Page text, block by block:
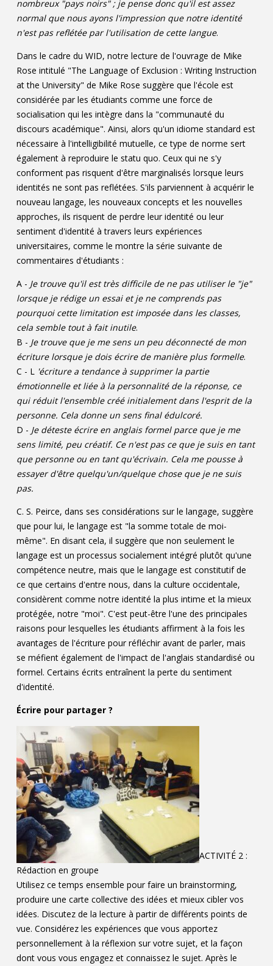
nombreux "pays noirs" ; je pense donc qu'il est assez
normal que nous ayons l'impression que notre identité
n'est pas reflétée par l'utilisation de cette langue.
Dans le cadre du WID, notre lecture de l'ouvrage de Mike
Rose intitulé "The Language of Exclusion : Writing Instruction
at the University" de Mike Rose suggère que l'école est
considérée par les étudiants comme une force de
socialisation qui les intègre dans la "communauté du
discours académique". Ainsi, alors qu'un idiome standard est
nécessaire à l'intelligibilité mutuelle, ce type de norme sert
également à reproduire le statu quo. Ceux qui ne s'y
conforment pas risquent d'être marginalisés lorsque leurs
identités ne sont pas reflétées. S'ils parviennent à acquérir le
nouveau langage, les nouveaux concepts et les nouvelles
approches, ils risquent de perdre leur identité ou leur
sentiment d'identité à travers leurs expériences
universitaires, comme le montre la série suivante de
commentaires d'étudiants :
A - Je trouve qu'il est très difficile de ne pas utiliser le "je"
lorsque je rédige un essai et je ne comprends pas
pourquoi cette limitation est imposée dans les classes,
cela semble tout à fait inutile.
B - Je trouve que je me sens un peu déconnecté de mon
écriture lorsque je dois écrire de manière plus formelle.
C - L 'écriture a tendance à supprimer la partie
émotionnelle et liée à la personnalité de la réponse, ce
qui réduit l'ensemble créé initialement dans l'esprit de la
personne. Cela donne un sens final édulcoré.
D - Je déteste écrire en anglais formel parce que je me
sens limité, peu créatif. Ce n'est pas ce que je suis en tant
que personne ou en tant qu'écrivain. Cela me pousse à
essayer d'être quelqu'un/quelque chose que je ne suis
pas.
C. S. Peirce, dans ses considérations sur le langage, suggère
que pour lui, le langage est "la somme totale de moi-
même". En disant cela, il suggère que non seulement le
langage est un processus socialement intégré plutôt qu'une
compétence neutre, mais que le langage est constitutif de
ce que certains d'entre nous, dans la culture occidentale,
considèrent comme notre identité la plus intime et la mieux
protégée, notre "moi". C'est peut-être l'une des principales
raisons pour lesquelles les étudiants affirment à la fois les
avantages de l'écriture pour réfléchir avant de parler, mais
se méfient également de l'impact de l'anglais standardisé ou
formel. Certains écrits entraînent la perte du sentiment
d'identité.
Écrire pour partager ?
ACTIVITÉ 2 :
Rédaction en groupe
Utilisez ce temps ensemble pour faire un brainstorming,
produire une carte collective des idées et mieux cibler vos
idées. Discutez de la lecture à partir de différents points de
vue. Considérez les expériences que vous apportez
personnellement à la réflexion sur votre sujet, et la façon
dont vous vous engagez et connaissez le sujet. Après le